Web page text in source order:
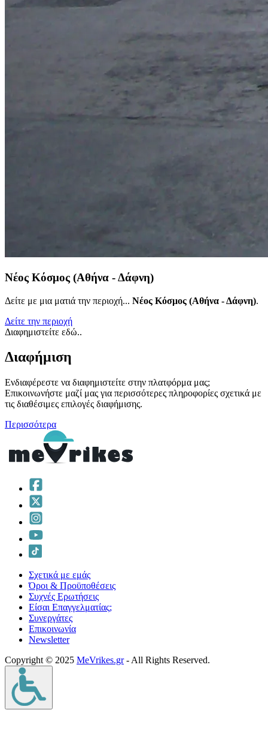
Νέος Κόσμος (Αθήνα - Δάφνη)
Δείτε με μια ματιά την περιοχή... Νέος Κόσμος (Αθήνα - Δάφνη).
Δείτε την περιοχή
Διαφημιστείτε εδώ..
Διαφήμιση
Ενδιαφέρεστε να διαφημιστείτε στην πλατφόρμα μας;
Επικοινωνήστε μαζί μας για περισσότερες πληροφορίες σχετικά με
τις διαθέσιμες επιλογές διαφήμισης.
Περισσότερα
Σχετικά με εμάς
Όροι & Προϋποθέσεις
Συχνές Ερωτήσεις
Είσαι Επαγγελματίας;
Συνεργάτες
Επικοινωνία
Νewsletter
Copyright © 2025 MeVrikes.gr- All Rights Reserved.